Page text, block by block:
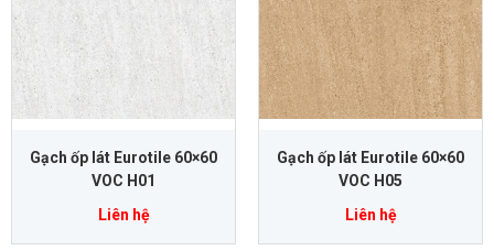
Gạch ốp lát Eurotile 60×60
VOC H01
Liên hệ
Gạch ốp lát Eurotile 60×60
VOC H05
Liên hệ